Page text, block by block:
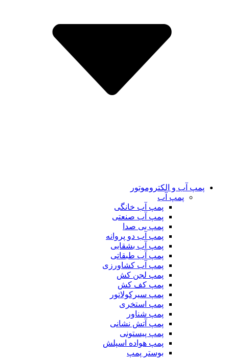
پمپ آب و الکتروموتور
پمپ آب
پمپ آب خانگی
پمپ آب صنعتی
پمپ بی صدا
پمپ آب دو پروانه
پمپ آب بشقابی
پمپ آب طبقاتی
پمپ آب کشاورزی
پمپ لجن کش
پمپ کف کش
پمپ سیرکولاتور
پمپ استخری
پمپ شناور
پمپ آتش نشانی
پمپ پیستونی
پمپ هواده اسپلش
بوستر پمپ